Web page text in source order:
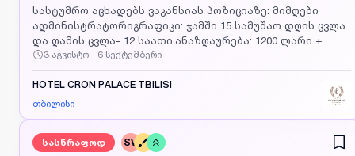
სასტუმრო აცხადებს ვაკანსიას პოზიციაზე: მიმღები
ადმინისტრატორიგრაფიკი: ჯამში 15 სამუშაო დღის ცვლა
და ღამის ცვლა- 12 საათი.ანაზღაურება: 1200 ლარი +
კვებაძირითადი მოვალეობები:სტუმრების მიღება,
რეგისტრაცია და განთავსება ჯავშნების პროგრამაში
აღნიშვნასატელეფონო ზარებზე პასუხი გუნდურად
მუშაობის უნარი და
ცოდნა - სავალდებულო, რუსული სასურველი საოფისე
პროგრამების საბაზისო დონეზე ცოდნადაინტერესების
3 აგვისტო - 6 სექტემბერი
HOTEL CRON PALACE TBILISI
თბილისი
სასწრაფოდ SV